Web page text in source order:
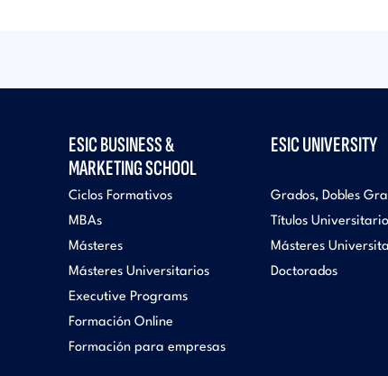
ESIC BUSINESS &
MARKETING SCHOOL
Ciclos Formativos
MBAs
Másteres
Másteres Universitarios
Executive Programs
Formación Online
Formación para empresas
ESIC UNIVERSITY
Grados, Dobles
Títulos
Másteres
Doctorados